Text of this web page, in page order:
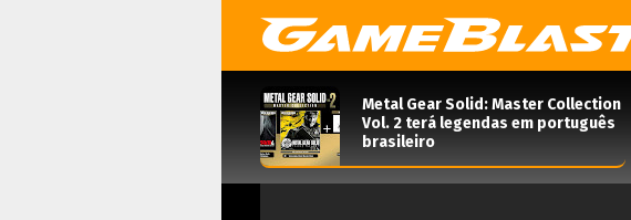
Metal Gear Solid: Master Collection
Vol. 2 terá legendas em português
brasileiro